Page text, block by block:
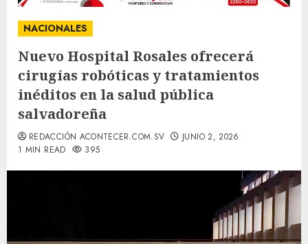
NACIONALES
Nuevo Hospital Rosales ofrecerá
cirugías robóticas y tratamientos
inéditos en la salud pública
salvadoreña
REDACCIÓN ACONTECER.COM.SV
JUNIO 2, 2026
1 MIN READ
395